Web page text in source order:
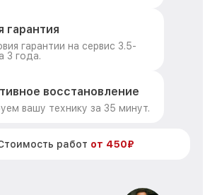
гарантия
гарантии на сервис 3.5-
3 года.
восстановление
вашу технику за 35 минут.
работ от 450₽